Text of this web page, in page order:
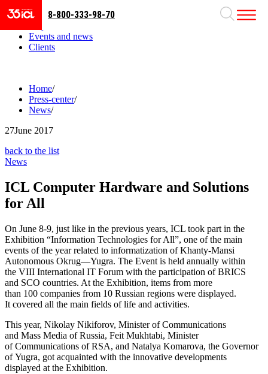
Business areas
Events and news
Clients
8-800-333-98-70
Home/
Press-center/
News/
27June 2017
back to the list
News
ICL Computer Hardware and Solutions
for All
On June 8-9, just like in the previous years, ICL took part in the
Exhibition “Information Technologies for All”, one of the main
events of the year related to informatization of Khanty-Mansi
Autonomous Okrug—Yugra. The Event is held annually within
the VIII International IT Forum with the participation of BRICS
and SCO countries. At the Exhibition, items from more
than 100 companies from 10 Russian regions were displayed.
It covered all the main fields of life and activities.
This year, Nikolay Nikiforov, Minister of Communications
and Mass Media of Russia, Feit Mukhtabi, Minister
of Communications of RSA, and Natalya Komarova, the Governor
of Yugra, got acquainted with the innovative developments
displayed at the Exhibition.